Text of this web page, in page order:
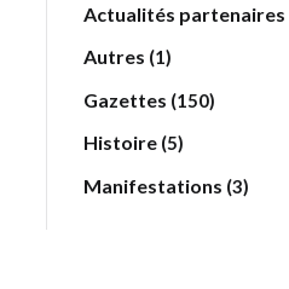
Actualités partenaires
Autres (1)
Gazettes (150)
Histoire (5)
Manifestations (3)